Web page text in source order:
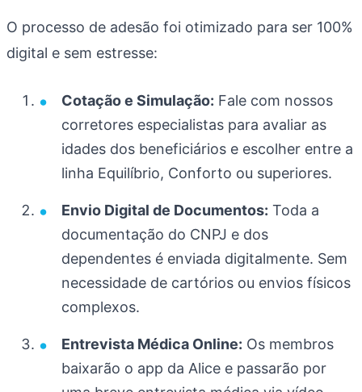
O processo de adesão foi otimizado para ser 100%
digital e sem estresse:
Cotação e Simulação: Fale com nossos
corretores especialistas para avaliar as
idades dos beneficiários e escolher entre a
linha Equilíbrio, Conforto ou superiores.
Envio Digital de Documentos: Toda a
documentação do CNPJ e dos
dependentes é enviada digitalmente. Sem
necessidade de cartórios ou envios físicos
complexos.
Entrevista Médica Online: Os membros
baixarão o app da Alice e passarão por